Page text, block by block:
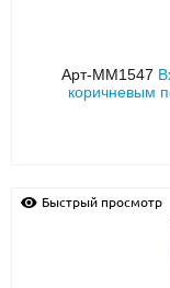
Арт-ММ1547
коричневым
Быстрый просмотр